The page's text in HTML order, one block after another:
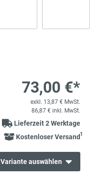
73,00 €*
exkl. 13,87 € MwSt.
86,87 € inkl. MwSt.
Lieferzeit 2 Werktage
Kostenloser Versand1
Variante auswählen